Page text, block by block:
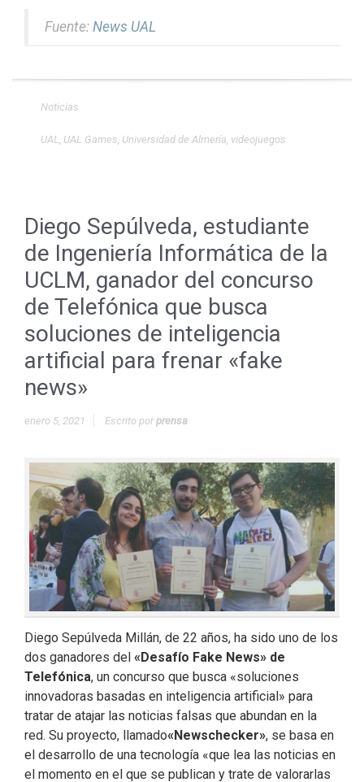
Fuente: News UAL
Noticias
UAL, UAL Games, Universidad de Almería, videojuegos
Diego Sepúlveda, estudiante
de Ingeniería Informática de la
UCLM, ganador del concurso
de Telefónica que busca
soluciones de inteligencia
artificial para frenar «fake
news»
enero 5, 2021 Escrito porprensa
Diego Sepúlveda Millán, de 22 años, ha sido uno de los
dos ganadores del «Desafío Fake News» de
Telefónica, un concurso que busca «soluciones
innovadoras basadas en inteligencia artificial» para
tratar de atajar las noticias falsas que abundan en la
red. Su proyecto, llamado«Newschecker», se basa en
el desarrollo de una tecnología «que lea las noticias en
el momento en el que se publican y trate de valorarlas